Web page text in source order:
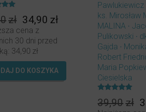
zł Pierwotna
cena
wynosiła:
39,90zł.
34,90 zł Aktualna
cena z
30 dni przed
34,90 zł
DO KOSZYKA
Pawlukiewicz
ks. Mirosław
MALINA
Pulikowski
Gajda
Robert
Maria
Ciesielska
5.00
na 5.
39,90 zł